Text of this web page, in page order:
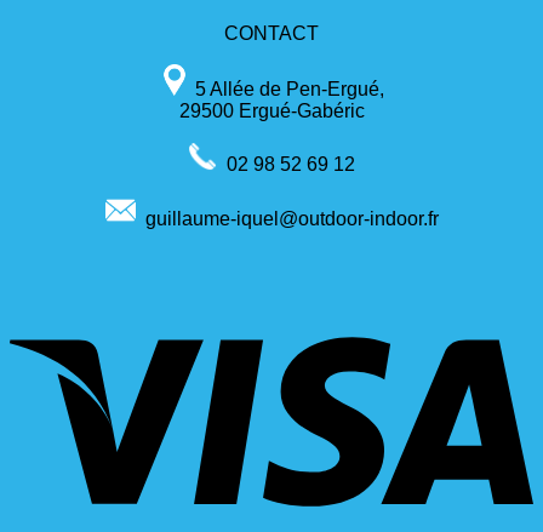
CONTACT
5 Allée de Pen-Ergué,
29500 Ergué-Gabéric
02 98 52 69 12
guillaume-iquel@outdoor-indoor.fr